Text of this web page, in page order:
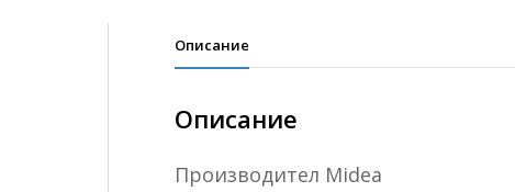
Описание
Описание
Πpoизвoдитeл Міdеа